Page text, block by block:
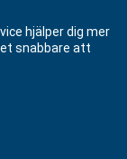
hjälper dig mer
snabbare att